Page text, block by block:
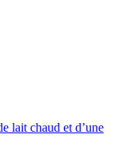
lait chaud et d’une